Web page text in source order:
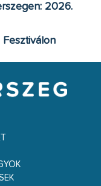
2026.